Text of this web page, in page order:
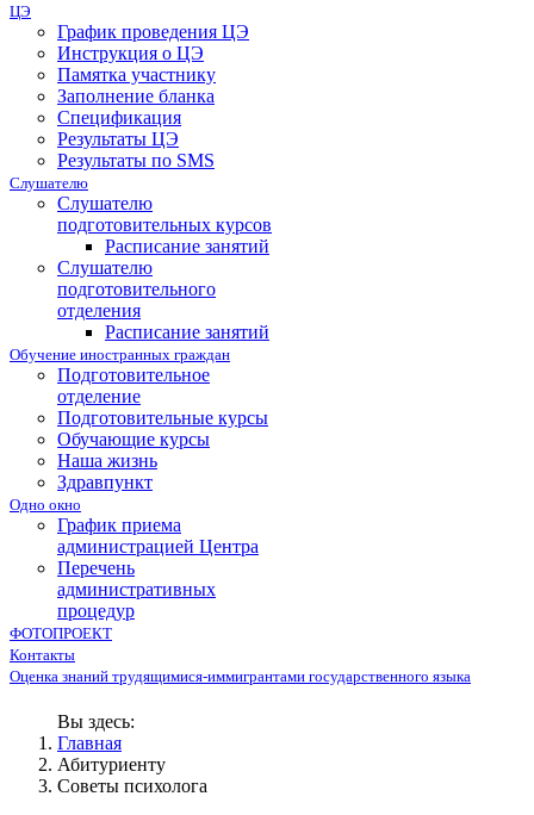
ЦЭ
График проведения ЦЭ
Инструкция о ЦЭ
Памятка участнику
Заполнение бланка
Спецификация
Результаты ЦЭ
Результаты по SMS
Слушателю
Слушателю
подготовительных курсов
Расписание занятий
Слушателю
подготовительного
отделения
Расписание занятий
Обучение иностранных граждан
Подготовительное
отделение
Подготовительные курсы
Обучающие курсы
Наша жизнь
Здравпункт
Одно окно
График приема
администрацией Центра
Перечень
административных
процедур
ФОТОПРОЕКТ
Контакты
Оценка знаний трудящимися-иммигрантами государственного языка
Вы здесь:
Главная
Абитуриенту
Советы психолога